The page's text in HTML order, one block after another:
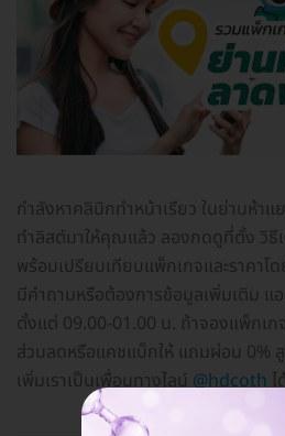
กำลังหาคลินิกทำหน้าเรียว ในย่านห้าแ
ทำลิสต์มาให้คุณแล้ว ลองกดดูที่ตั้ง วิธีเ
พร้อมเปรียบเทียบแพ็กเกจและราคาโ
มีคำถามหรือต้องการข้อมูลเพิ่มเติม
ตั้งแต่ 09.00-01.00 น. ถ้าจองแพ็กเก
ส่วนลดหรือแคชแบ็กให้ แถมผ่อน 0%
เพิ่มเราเป็นเพื่อนทางไลน์@hdcothไ